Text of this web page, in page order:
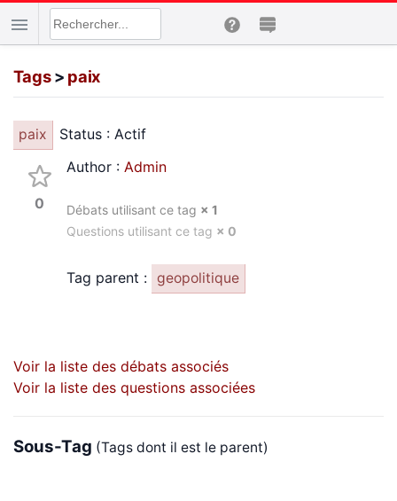
Tags> paix
paix Status : Actif
0
Author : Admin
Débats utilisant ce tag × 1
Questions utilisant ce tag × 0
Tag parent : geopolitique
Voir la liste des débats associés
Voir la liste des questions associées
Sous-Tag (Tags dont il est le parent)